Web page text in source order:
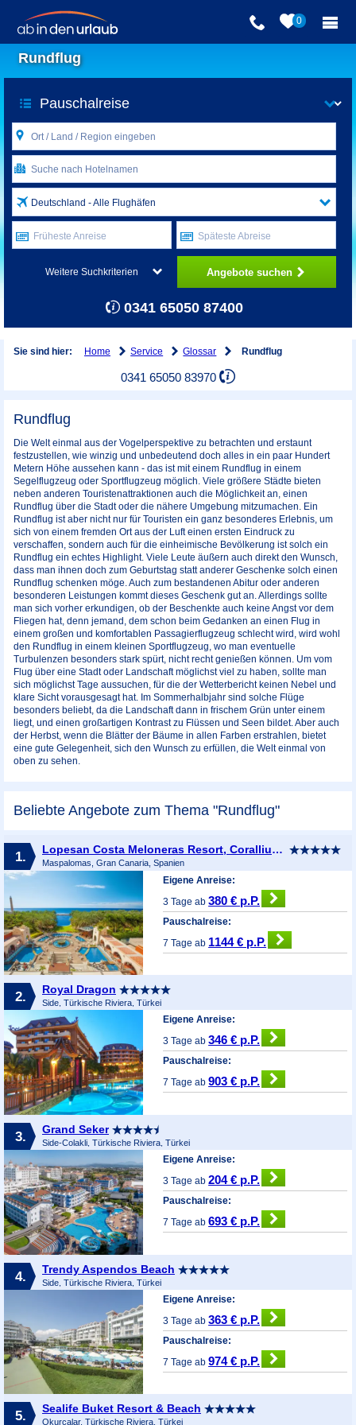
0
Rundflug
Deutschland - Alle Flughäfen
Früheste Anreise Späteste Abreise
Weitere Suchkriterien Angebote suchen
0341 65050 87400
Sie sind hier: Home Service Glossar Rundflug
0341 65050 83970
Rundflug
Die Welt einmal aus der Vogelperspektive zu betrachten und erstaunt
festzustellen, wie winzig und unbedeutend doch alles in ein paar Hundert
Metern Höhe aussehen kann - das ist mit einem Rundflug in einem
Segelflugzeug oder Sportflugzeug möglich. Viele größere Städte bieten
neben anderen Touristenattraktionen auch die Möglichkeit an, einen
Rundflug über die Stadt oder die nähere Umgebung mitzumachen. Ein
Rundflug ist aber nicht nur für Touristen ein ganz besonderes Erlebnis, um
sich von einem fremden Ort aus der Luft einen ersten Eindruck zu
verschaffen, sondern auch für die einheimische Bevölkerung ist solch ein
Rundflug ein echtes Highlight. Viele Leute äußern auch direkt den Wunsch,
dass man ihnen doch zum Geburtstag statt anderer Geschenke solch einen
Rundflug schenken möge. Auch zum bestandenen Abitur oder anderen
besonderen Leistungen kommt dieses Geschenk gut an. Allerdings sollte
man sich vorher erkundigen, ob der Beschenkte auch keine Angst vor dem
Fliegen hat, denn jemand, dem schon beim Gedanken an einen Flug in
einem großen und komfortablen Passagierflugzeug schlecht wird, wird wohl
den Rundflug in einem kleinen Sportflugzeug, wo man eventuelle
Turbulenzen besonders stark spürt, nicht recht genießen können. Um vom
Flug über eine Stadt oder Landschaft möglichst viel zu haben, sollte man
sich möglichst Tage aussuchen, für die der Wetterbericht keinen Nebel und
klare Sicht vorausgesagt hat. Im Sommerhalbjahr sind solche Flüge
besonders beliebt, da die Landschaft dann in frischem Grün unter einem
liegt, und einen großartigen Kontrast zu Flüssen und Seen bildet. Aber auch
der Herbst, wenn die Blätter der Bäume in allen Farben erstrahlen, bietet
eine gute Gelegenheit, sich den Wunsch zu erfüllen, die Welt einmal von
oben zu sehen.
Beliebte Angebote zum Thema "Rundflug"
1. Lopesan Costa Meloneras Resort, Corallium Spa & Casino
Maspalomas, Gran Canaria, Spanien
Eigene Anreise:
3 Tage ab380 € p.P.
Pauschalreise:
7 Tage ab 1144 € p.P.
2. Royal Dragon
Side, Türkische Riviera, Türkei
Eigene Anreise:
3 Tage ab346 € p.P.
Pauschalreise:
7 Tage ab903 € p.P.
3. Grand Seker
Side-Colakli, Türkische Riviera, Türkei
Eigene Anreise:
3 Tage ab204 € p.P.
Pauschalreise:
7 Tage ab693 € p.P.
4. Trendy Aspendos Beach
Side, Türkische Riviera, Türkei
Eigene Anreise:
3 Tage ab363 € p.P.
Pauschalreise:
7 Tage ab974 € p.P.
5. Sealife Buket Resort & Beach
Okurcalar, Türkische Riviera, Türkei